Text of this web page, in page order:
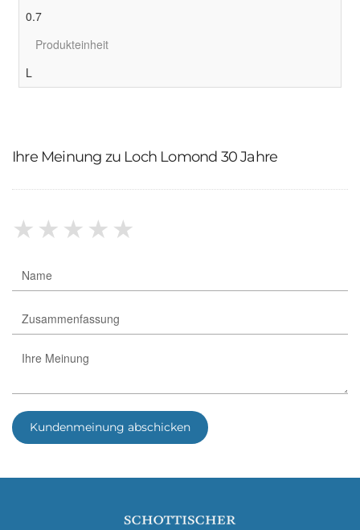
0.7
Produkteinheit
L
Ihre Meinung zu Loch Lomond 30 Jahre
★★★★★
Kundenmeinung abschicken